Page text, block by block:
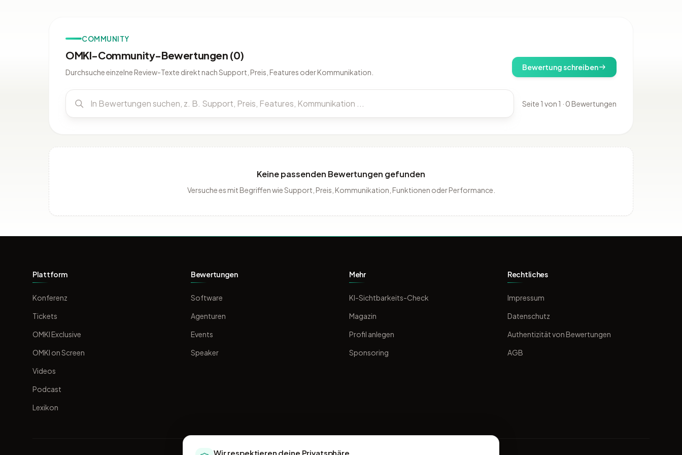
COMMUNITY
OMKI-Community-Bewertungen (0)
Durchsuche einzelne Review-Texte direkt nach Support, Preis, Features oder Kommunikation.
Bewertung schreiben
Seite 1 von 1 · 0 Bewertungen
Keine passenden Bewertungen gefunden
Versuche es mit Begriffen wie Support, Preis, Kommunikation, Funktionen oder Performance.
Plattform
Konferenz
Tickets
OMKI Exclusive
OMKI on Screen
Videos
Podcast
Lexikon
Bewertungen
Software
Agenturen
Events
Speaker
Mehr
KI-Sichtbarkeits-Check
Magazin
Profil anlegen
Sponsoring
Rechtliches
Impressum
Datenschutz
Authentizität von Bewertungen
AGB
Wir respektieren deine Privatsphäre